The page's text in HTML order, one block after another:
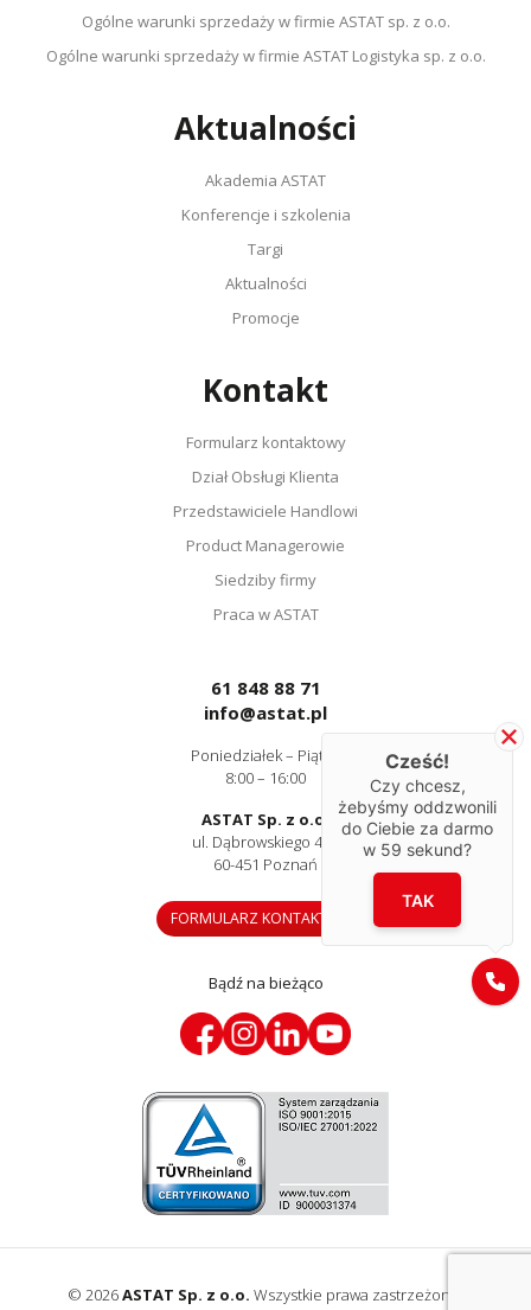
Ogólne warunki sprzedaży w firmie ASTAT sp. z o.o.
Ogólne warunki sprzedaży w firmie ASTAT Logistyka sp. z o.o.
Aktualności
Akademia ASTAT
Konferencje i szkolenia
Targi
Aktualności
Promocje
Kontakt
Formularz kontaktowy
Dział Obsługi Klienta
Przedstawiciele Handlowi
Product Managerowie
Siedziby firmy
Praca w ASTAT
61 848 88 71
info@astat.pl
Poniedziałek – Piątek
8:00 – 16:00
ASTAT Sp. z o.o.
ul. Dąbrowskiego 441
60-451 Poznań
FORMULARZ KONTAKTOWY
Bądź na bieżąco
© 2026ASTAT Sp. z o.o. Wszystkie prawa zastrzeżone.
Cześć!
Czy chcesz,
żebyśmy oddzwonili
do Ciebie za darmo
w 59 sekund?
TAK